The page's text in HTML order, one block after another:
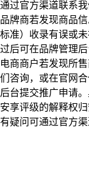
通过官方渠道联系我
品牌商若发现商品
标准）收录有误或
过后可在品牌管理
电商商户若发现所
们咨询，或在官网
后台提交推广申请
安享评级的解释权
有疑问可通过官方渠